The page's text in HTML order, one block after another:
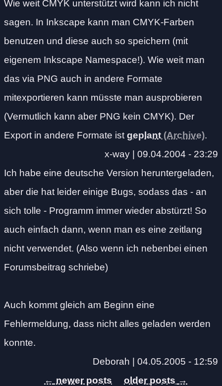
Wie weit CMYK unterstützt wird kann ich nicht
sagen. In Inkscape kann man CMYK-Farben
benutzen und diese auch so speichern (mit
eigenem Inkscape Namespace!). Wie weit man
das via PNG auch in andere Formate
mitexportieren kann müsste man ausprobieren
(Vermutlich kann aber PNG kein CMYK). Der
Export in andere Formate ist geplant
.
x-way | 09.04.2004 - 23:29
Ich habe eine deutsche Version heruntergeladen,
aber die hat leider einige Bugs, sodass das - an
sich tolle - Programm immer wieder abstürzt! So
auch einfach dann, wenn man es eine zeitlang
nicht verwendet. (Also wenn ich nebenbei einen
Forumsbeitrag schriebe)
Auch kommt gleich am Beginn eine
Fehlermeldung, dass nicht alles geladen werden
konnte.
Deborah | 04.05.2005 - 12:59
←
→